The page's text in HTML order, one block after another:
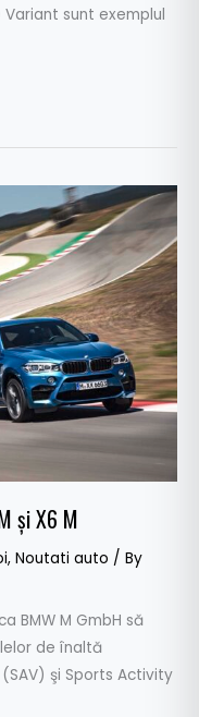
sunt exemplul
şi X6 M
, Noutati auto / By
BMW M GmbH să
de înaltă
şi Sports Activity